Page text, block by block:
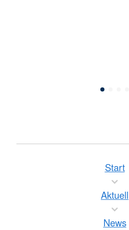
Start
Aktuell
News